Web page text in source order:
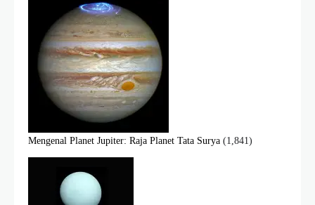
Mengenal Planet Jupiter: Raja Planet Tata Surya (1,841)